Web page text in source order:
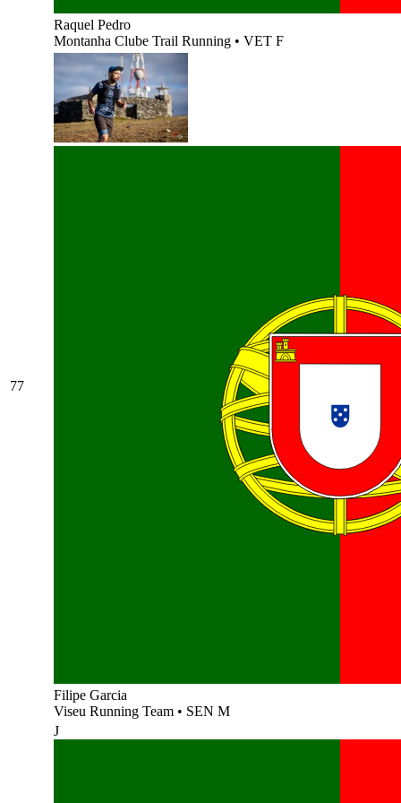
Raquel Pedro
Montanha Clube Trail Running • VET F
77
Filipe Garcia
Viseu Running Team • SEN M
J